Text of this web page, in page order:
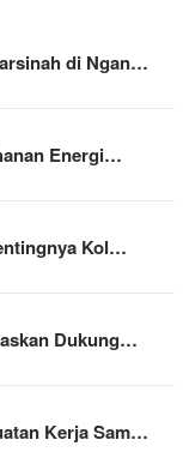
di Ngan…
Energi…
Kol…
Dukung…
Kerja Sam…